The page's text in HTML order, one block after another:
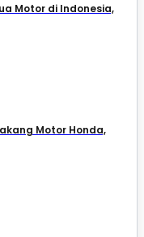
Motor di Indonesia,
Motor Honda,